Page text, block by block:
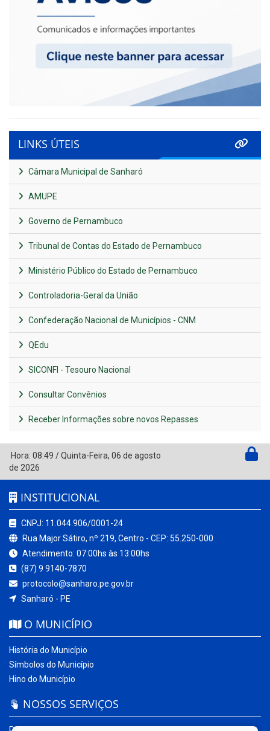
LINKS ÚTEIS
Câmara Municipal de Sanharó
AMUPE
Governo de Pernambuco
Tribunal de Contas do Estado de Pernambuco
Ministério Público do Estado de Pernambuco
Controladoria-Geral da União
Confederação Nacional de Municípios - CNM
QEdu
SICONFI - Tesouro Nacional
Consultar Convênios
Receber Informações sobre novos Repasses
Hora: 08:49 /Quinta-Feira, 06 de agosto
de 2026
INSTITUCIONAL
CNPJ: 11.044.906/0001-24
Rua Major Sátiro, nº 219, Centro - CEP: 55.250-000
Atendimento: 07:00hs às 13:00hs
(87) 9 9140-7870
protocolo@sanharo.pe.gov.br
Sanharó - PE
O MUNICÍPIO
História do Município
Símbolos do Município
Hino do Município
NOSSOS SERVIÇOS